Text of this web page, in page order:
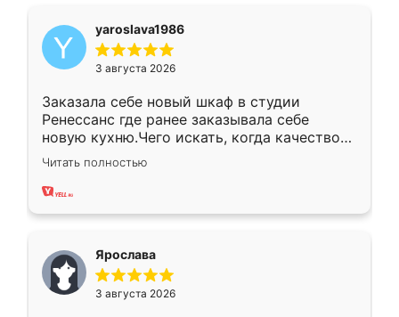
yaroslava1986
3 августа 2026
Заказала себе новый шкаф в студии
Ренессанс где ранее заказывала себе
новую кухню.Чего искать, когда качеством
вполне довольна. Служит кухня уже почти
два года, нареканий нет.
Читать полностью
Ярослава
3 августа 2026